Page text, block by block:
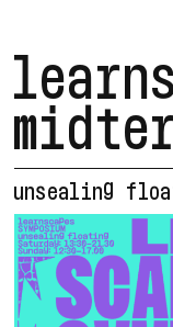
unsealing